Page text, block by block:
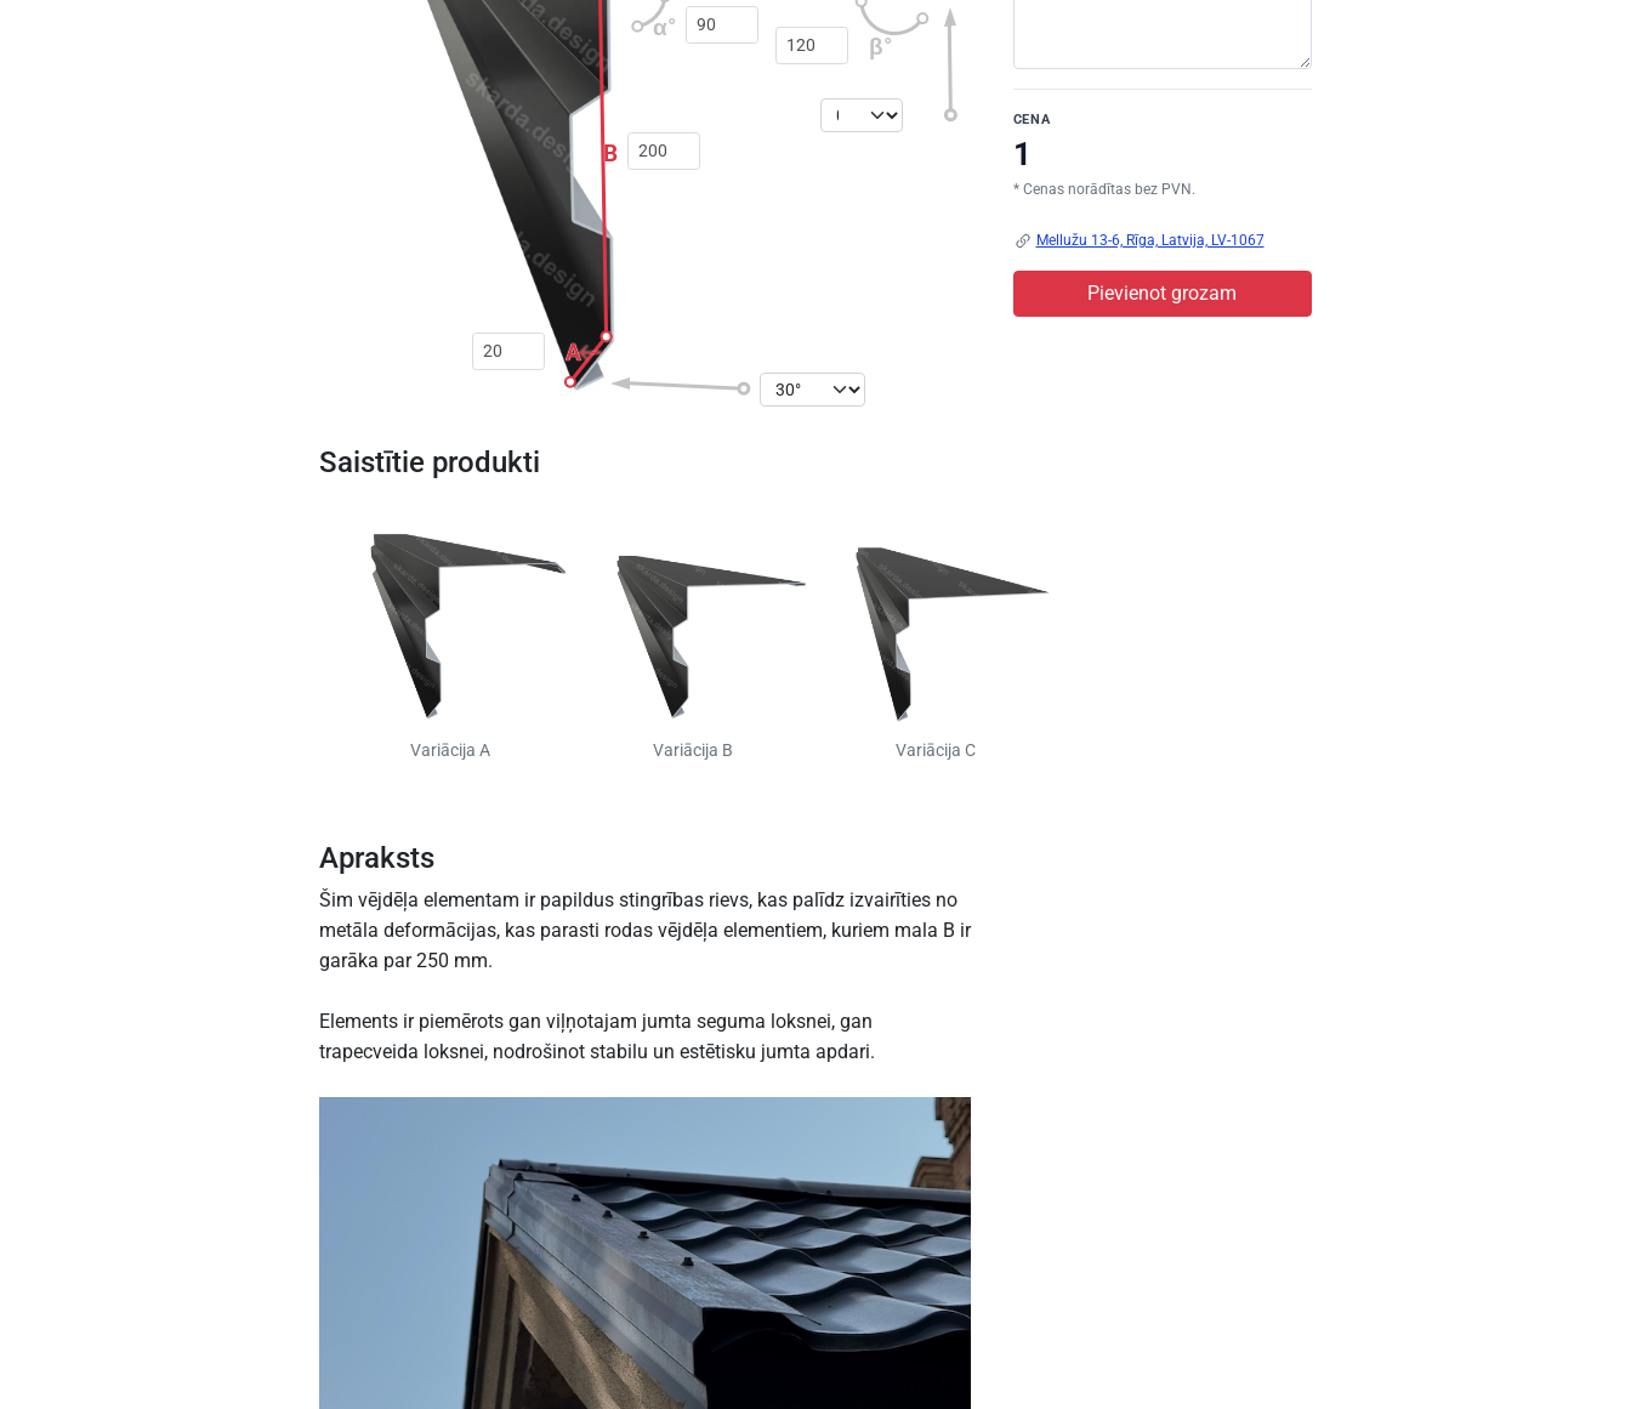
A
B
α°
β°
CENA
* Cenas norādītas bez PVN.
Mellužu 13-6, Rīga, Latvija, LV-1067
Pievienot grozam
Saistītie produkti
Variācija A Variācija B Variācija C
Apraksts
Šim vējdēļa elementam ir papildus stingrības rievs, kas palīdz izvairīties no
metāla deformācijas, kas parasti rodas vējdēļa elementiem, kuriem mala B ir
garāka par 250 mm.
Elements ir piemērots gan viļņotajam jumta seguma loksnei, gan
trapecveida loksnei, nodrošinot stabilu un estētisku jumta apdari.